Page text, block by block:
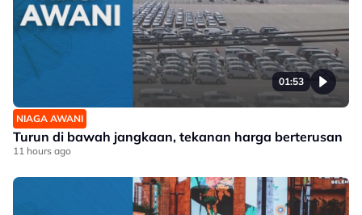
01:53
NIAGA AWANI
Turun di bawah jangkaan, tekanan harga berterusan
11 hours ago